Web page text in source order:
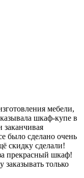
мебели,
шкаф-купе в
заканчивая
было сделано очень
скидку сделали!
прекрасный шкаф!
заказывать только